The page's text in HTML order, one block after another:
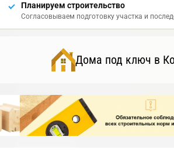
Планируем строительство
Согласовываем подготовку участка и
Дома под ключ в